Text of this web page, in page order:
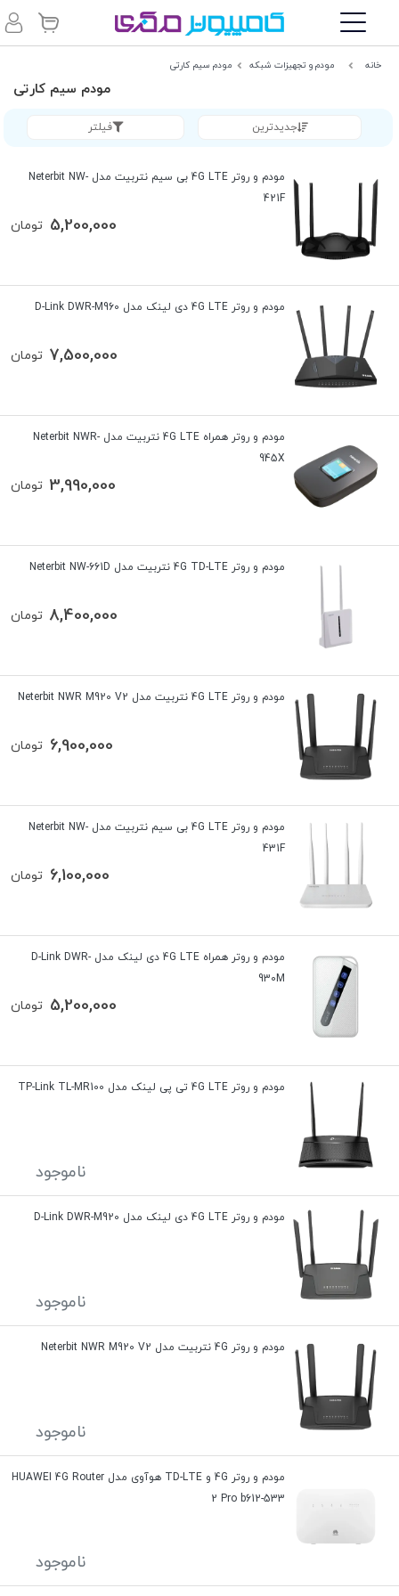
خانه مودم و تجهیزات شبکه مودم سیم کارتی
مودم سیم کارتی
جدیدترین فیلتر
مودم و روتر 4G LTE بی سیم نتربیت مدل Neterbit NW-
421F
تومان 5,200,000
مودم و روتر 4G LTE دی لینک مدل D-Link DWR-M960
تومان 7,500,000
مودم و روتر همراه 4G LTE نتربیت مدل Neterbit NWR-
945X
تومان 3,990,000
مودم و روتر 4G TD-LTE نتربیت مدل Neterbit NW-661D
تومان 8,400,000
مودم و روتر 4G LTE نتربیت مدل Neterbit NWR M920 V2
تومان 6,900,000
مودم و روتر 4G LTE بی سیم نتربیت مدل Neterbit NW-
431F
تومان 6,100,000
مودم و روتر همراه 4G LTE دی لینک مدل D-Link DWR-
930M
تومان 5,200,000
مودم و روتر 4G LTE تی پی لینک مدل TP-Link TL-MR100
ناموجود
مودم و روتر 4G LTE دی لینک مدل D-Link DWR-M920
ناموجود
مودم و روتر 4G نتربیت مدل Neterbit NWR M920 V2
ناموجود
مودم و روتر 4G و TD-LTE هوآوی مدل HUAWEI 4G Router
2 Pro b612-533
ناموجود